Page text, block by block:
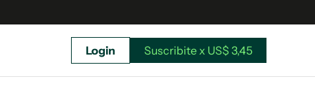
Login Suscribite x US$ 3,45